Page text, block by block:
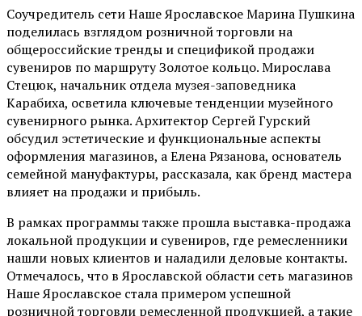
Соучредитель сети Наше Ярославское Марина Пушкина
поделилась взглядом розничной торговли на
общероссийские тренды и спецификой продажи
сувениров по маршруту Золотое кольцо. Мирослава
Стецюк, начальник отдела музея-заповедника
Карабиха, осветила ключевые тенденции музейного
сувенирного рынка. Архитектор Сергей Гурский
обсудил эстетические и функциональные аспекты
оформления магазинов, а Елена Рязанова, основатель
семейной мануфактуры, рассказала, как бренд мастера
влияет на продажи и прибыль.
В рамках программы также прошла выставка-продажа
локальной продукции и сувениров, где ремесленники
нашли новых клиентов и наладили деловые контакты.
Отмечалось, что в Ярославской области сеть магазинов
Наше Ярославское стала примером успешной
розничной торговли ремесленной продукцией, а такие